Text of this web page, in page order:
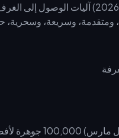
أصلح الإصدار 1.4.9.1 (الذي تم إصداره في
ومتقدمة، وسريعة،